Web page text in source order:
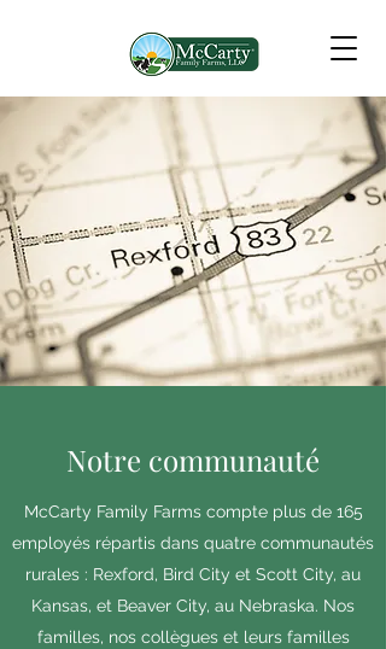
Notre communauté
McCarty Family Farms compte plus de 165
employés répartis dans quatre communautés
rurales : Rexford, Bird City et Scott City, au
Kansas, et Beaver City, au Nebraska. Nos
familles, nos collègues et leurs familles